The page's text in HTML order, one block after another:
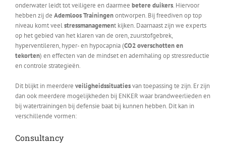
onderwater leidt tot veiligere en daarmee betere duikers. Hiervoor
hebben zij de Ademloos Trainingenontworpen. Bij freediven op top
niveau komt veelstressmanagement kijken. Daarnaast zijn we experts
op het gebied van het klaren van de oren, zuurstofgebrek,
hyperventileren, hyper- en hypocapnia (CO2 overschotten en
tekorten) en effecten van de mindset en ademhaling op stressreductie
en controle strategieën.
Dit blijkt in meerdere veiligheidssituatiesvan toepassing te zijn. Er zijn
dan ook meerdere mogelijkheden bij ENKER waar brandweerlieden en
bij watertrainingen bij defensie baat bij kunnen hebben. Dit kan in
verschillende vormen:
Consultancy